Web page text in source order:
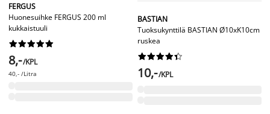
FERGUS
Huonesuihke FERGUS 200 ml
kukkaistuuli






8,-/KPL
40,- /Litra
BASTIAN
Tuoksukynttilä BASTIAN Ø10xK10cm
ruskea






10,-/KPL